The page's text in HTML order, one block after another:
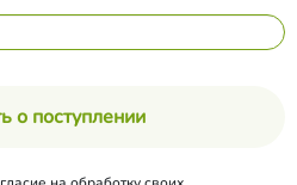
о поступлении